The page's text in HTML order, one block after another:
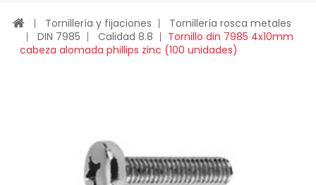
Tornillería y fijaciones
Tornillería rosca metales
DIN 7985
Calidad 8.8
Tornillo din 7985 4x10mm
cabeza alomada phillips zinc (100 unidades)